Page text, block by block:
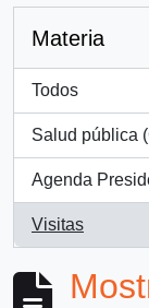
Materia
Todos
Salud pública
, 1 resultados
Agenda
, 1 resultados
Visitas
, 1 resultados